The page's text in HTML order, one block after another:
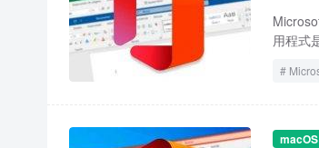
用程式
macOS